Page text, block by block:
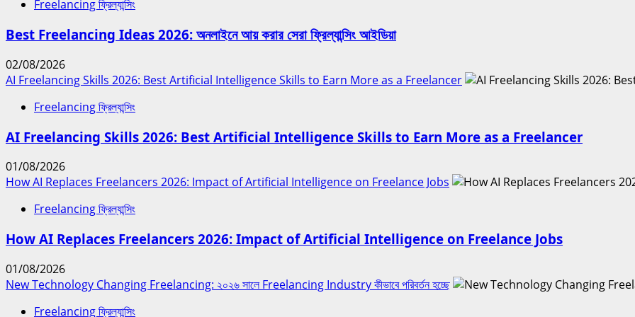
Freelancing ফ্রিল্যান্সিং
Best Freelancing Ideas 2026: অনলাইনে আয় করার সেরা ফ্রিল্যান্সিং আইডিয়া
02/08/2026
AI Freelancing Skills 2026: Best Artificial Intelligence Skills to Earn More as a Freelancer
Freelancing ফ্রিল্যান্সিং
AI Freelancing Skills 2026: Best Artificial Intelligence Skills to Earn More as a Freelancer
01/08/2026
How AI Replaces Freelancers 2026: Impact of Artificial Intelligence on Freelance Jobs
Freelancing ফ্রিল্যান্সিং
How AI Replaces Freelancers 2026: Impact of Artificial Intelligence on Freelance Jobs
01/08/2026
New Technology Changing Freelancing: ২০২৬ সালে Freelancing Industry কীভাবে পরিবর্তন হচ্ছে
Freelancing ফ্রিল্যান্সিং